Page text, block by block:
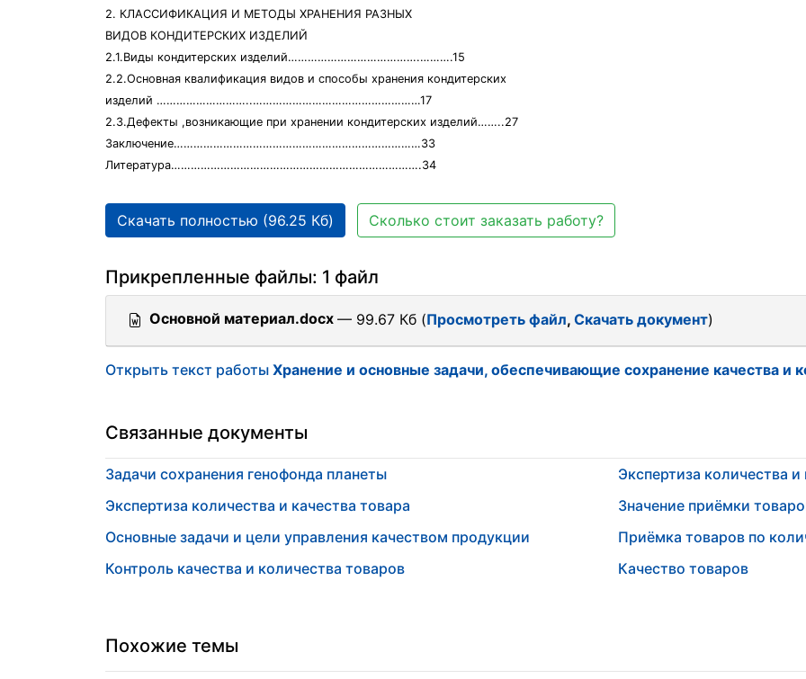
2. КЛАССИФИКАЦИЯ И МЕТОДЫ ХРАНЕНИЯ РАЗНЫХ
ВИДОВ КОНДИТЕРСКИХ ИЗДЕЛИЙ
2.1.Виды кондитерских изделий………………………………….……….15
2.2.Основная квалификация видов и способы хранения кондитерских
изделий ………………………..……………………………………………17
2.3.Дефекты ,возникающие при хранении кондитерских изделий……..27
Заключение…………………………………………………………………33
Литература………………………………………………………………….34
Скачать полностью (96.25 Кб) Сколько стоит заказать работу?
Прикрепленные файлы: 1 файл
Основной материал.docx — 99.67 Кб (Просмотреть файл, Скачать документ)
Открыть текст работы Хранение и основные задачи, обеспечивающие сохранение качества и
Связанные документы
Задачи сохранения генофонда планеты
Экспертиза количества и качества товара
Основные задачи и цели управления качеством продукции
Контроль качества и количества товаров
Экспертиза количества
Значение приёмки
Приёмка товаров по
Качество товаров
Похожие темы